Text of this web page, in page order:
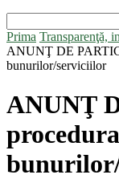
Prima Transparenţă,
ANUNŢ DE
bunurilor/serviciilor
ANUNŢ